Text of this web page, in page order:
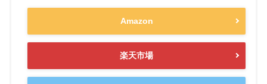
Amazon
楽天市場